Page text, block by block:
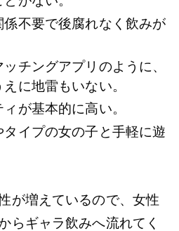
不要で後腐れなく飲みが
チングアプリのように、
に地雷もいない。
が基本的に高い。
イプの女の子と手軽に遊
が増えているので、女性
らギャラ飲みへ流れてく